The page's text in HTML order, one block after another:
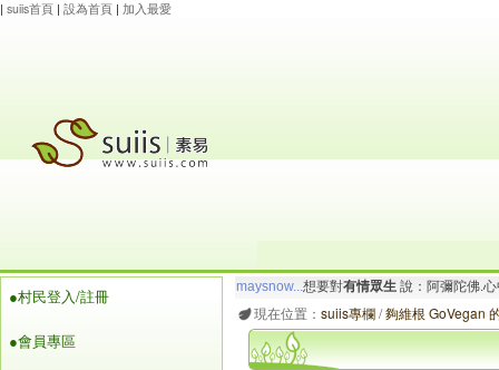
| suiis首頁 | 設為首頁 | 加入最愛
●村民登入/註冊
●會員專區
maysnow...想要對有情眾生 說：阿彌陀佛.
玲瓏虹想要對 有情眾生說：阿彌陀佛.心寬
現在位置： suiis專欄/夠維根 GoVegan